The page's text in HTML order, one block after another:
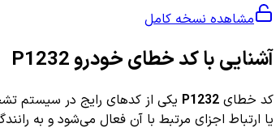
مشاهده نسخه کامل
آشنایی با کد خطای خودرو P1232
کد خطای P1232 یکی از کدهای رایج در سیستم
یا ارتباط اجزای مرتبط با آن فعال می‌شود و به